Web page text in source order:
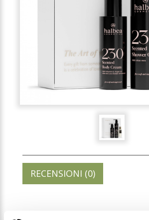
RECENSIONI (0)